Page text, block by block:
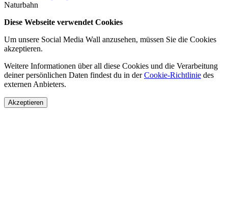
Naturbahn
Diese Webseite verwendet Cookies
Um unsere Social Media Wall anzusehen, müssen Sie die Cookies
akzeptieren.
Weitere Informationen über all diese Cookies und die Verarbeitung
deiner persönlichen Daten findest du in derCookie-Richtlinie des
externen Anbieters.
Akzeptieren